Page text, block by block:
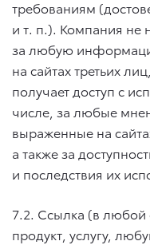
требованиям
и т. п.). Компания не
за любую
на сайтах третьих
получает доступ с
числе, за любые
выраженные на
а также за
и последствия их
7.2. Ссылка (в
продукт, услугу,